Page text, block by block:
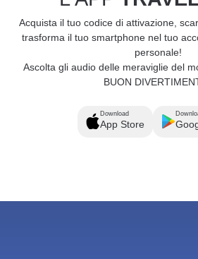
Acquista il tuo codice di attivazione,
trasforma il tuo smartphone nel tuo
personale!
Ascolta gli audio delle meraviglie del
BUON
Download
App Store